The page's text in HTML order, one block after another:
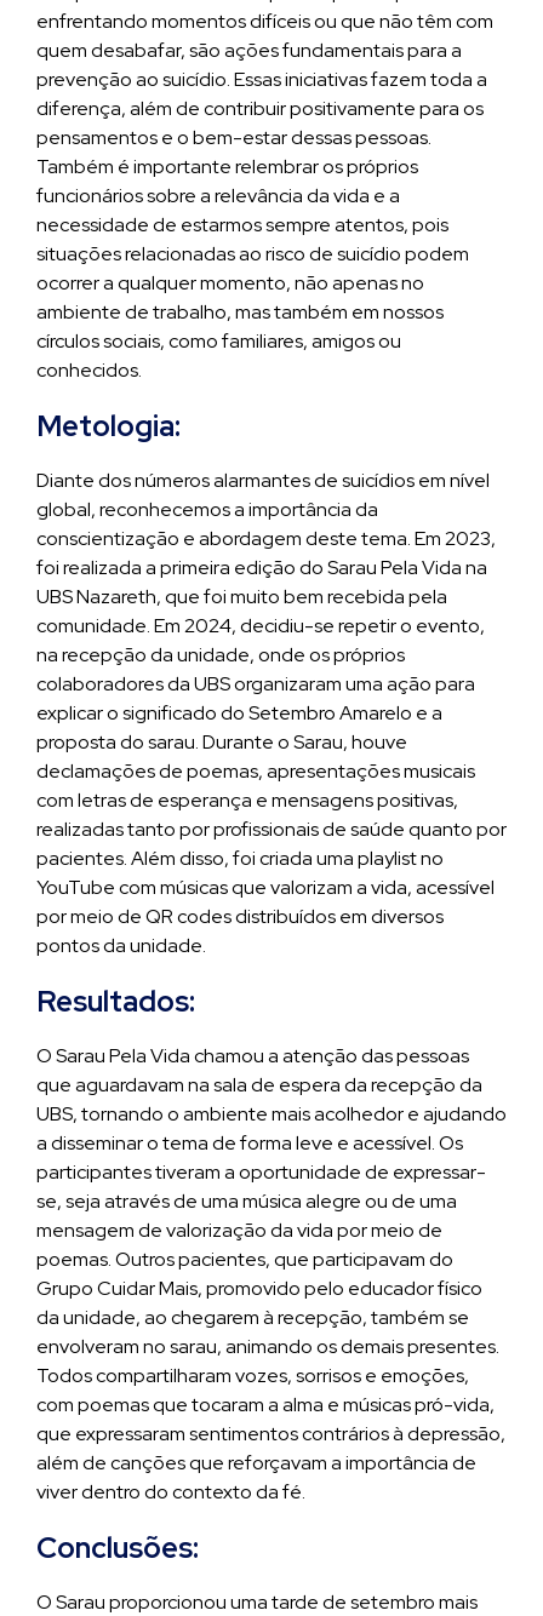
enfrentando momentos difíceis ou que não têm com
quem desabafar, são ações fundamentais para a
prevenção ao suicídio. Essas iniciativas fazem toda a
diferença, além de contribuir positivamente para os
pensamentos e o bem-estar dessas pessoas.
Também é importante relembrar os próprios
funcionários sobre a relevância da vida e a
necessidade de estarmos sempre atentos, pois
situações relacionadas ao risco de suicídio podem
ocorrer a qualquer momento, não apenas no
ambiente de trabalho, mas também em nossos
círculos sociais, como familiares, amigos ou
conhecidos.
Metologia:
Diante dos números alarmantes de suicídios em nível
global, reconhecemos a importância da
conscientização e abordagem deste tema. Em 2023,
foi realizada a primeira edição do Sarau Pela Vida na
UBS Nazareth, que foi muito bem recebida pela
comunidade. Em 2024, decidiu-se repetir o evento,
na recepção da unidade, onde os próprios
colaboradores da UBS organizaram uma ação para
explicar o significado do Setembro Amarelo e a
proposta do sarau. Durante o Sarau, houve
declamações de poemas, apresentações musicais
com letras de esperança e mensagens positivas,
realizadas tanto por profissionais de saúde quanto por
pacientes. Além disso, foi criada uma playlist no
YouTube com músicas que valorizam a vida, acessível
por meio de QR codes distribuídos em diversos
pontos da unidade.
Resultados:
O Sarau Pela Vida chamou a atenção das pessoas
que aguardavam na sala de espera da recepção da
UBS, tornando o ambiente mais acolhedor e ajudando
a disseminar o tema de forma leve e acessível. Os
participantes tiveram a oportunidade de expressar-
se, seja através de uma música alegre ou de uma
mensagem de valorização da vida por meio de
poemas. Outros pacientes, que participavam do
Grupo Cuidar Mais, promovido pelo educador físico
da unidade, ao chegarem à recepção, também se
envolveram no sarau, animando os demais presentes.
Todos compartilharam vozes, sorrisos e emoções,
com poemas que tocaram a alma e músicas pró-vida,
que expressaram sentimentos contrários à depressão,
além de canções que reforçavam a importância de
viver dentro do contexto da fé.
Conclusões:
O Sarau proporcionou uma tarde de setembro mais